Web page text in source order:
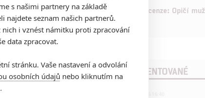
8 Recenze: Opičí muž
POSLEDNÍ KOMENTOVANÉ
s našimi partnery na základě
najdete seznam našich partnerů.
i vznést námitku proti zpracování
data zpracovat.
stránku. Vaše nastavení a odvolání
osobních údajů nebo kliknutím na